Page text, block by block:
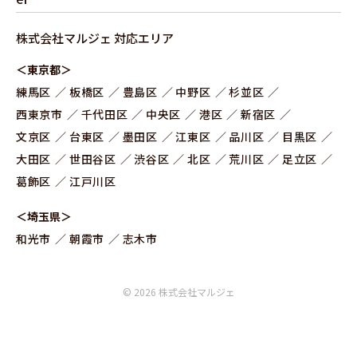
株式会社マルジェ 対応エリア
＜東京都＞
練⾺区
板橋区 豊島区 中野区
杉並区
⻄東京市
千代田区 中央区 港区
新宿区
文京区
台東区 墨田区 江東区 品川区
目黒区
大田区
世田谷区 渋谷区 北区 荒川区
足立区
葛飾区
江戸川区
＜埼玉県＞
和光市
朝霞市 志木市
© 2026 株式会社マルジェ